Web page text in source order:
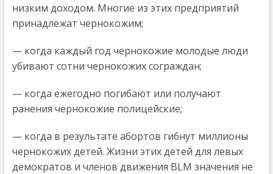
низким доходом. Многие из этих предприятий
принадлежат чернокожим;
— когда каждый год чернокожие молодые люди
убивают сотни чернокожих сограждан;
— когда ежегодно погибают или получают
ранения чернокожие полицейские;
— когда в результате абортов гибнут миллионы
чернокожих детей. Жизни этих детей для левых
демократов и членов движения BLM значения не